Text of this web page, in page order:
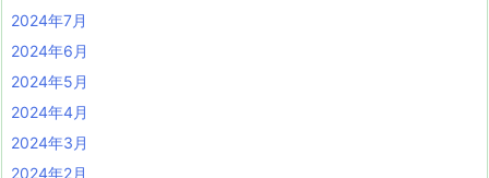
2024年7月
2024年6月
2024年5月
2024年4月
2024年3月
2024年2月